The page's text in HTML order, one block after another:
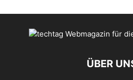
ÜBER